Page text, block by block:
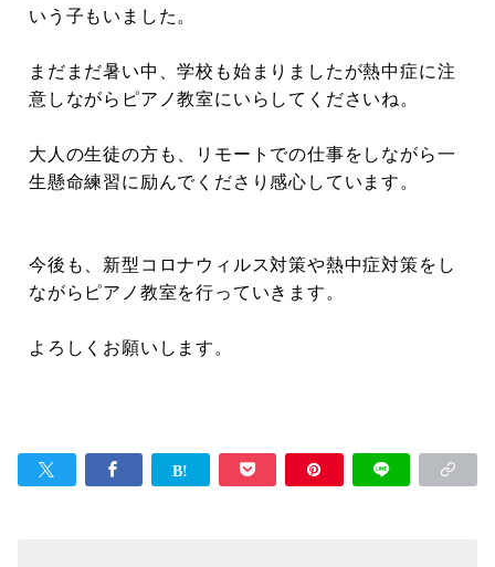
いう子もいました。
まだまだ暑い中、学校も始まりましたが熱中症に注
意しながらピアノ教室にいらしてくださいね。
大人の生徒の方も、リモートでの仕事をしながら一
生懸命練習に励んでくださり感心しています。
今後も、新型コロナウィルス対策や熱中症対策をし
ながらピアノ教室を行っていきます。
よろしくお願いします。